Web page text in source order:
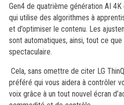
Gen4 de quatrième génération AI
qui utilise des algorithmes à
et d’optimiser le contenu. Les
sont automatiques, ainsi, tout ce
spectaculaire.
Cela, sans omettre de citer LG
préféré qui vous aidera à contrôler
voix grâce à un tout nouvel écran